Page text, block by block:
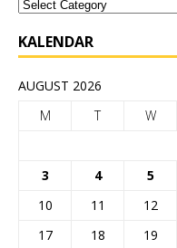
KALENDAR
AUGUST 2026
M
T W
3
4 5
10
11 12
17
18 19